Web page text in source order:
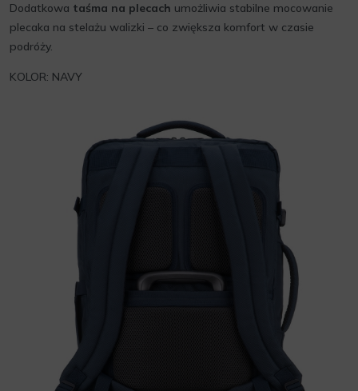
Dodatkowa taśma na plecach umożliwia stabilne mocowanie
plecaka na stelażu walizki – co zwiększa komfort w czasie
podróży.
KOLOR: NAVY